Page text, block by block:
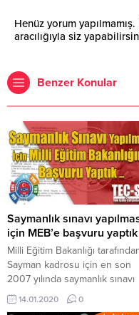
Henüz yorum
aracılığıyla siz
Benzer Konular
Saymanlık sınavı
için MEB’e başvuru
Milli Eğitim Bakanlığı
Sayman kadrosu için en son
2007 yılında saymanlık sınavı
açılmış ve 12 yıldır boş
kadrolarına sınavsız bir şekilde
14.01.2020 0